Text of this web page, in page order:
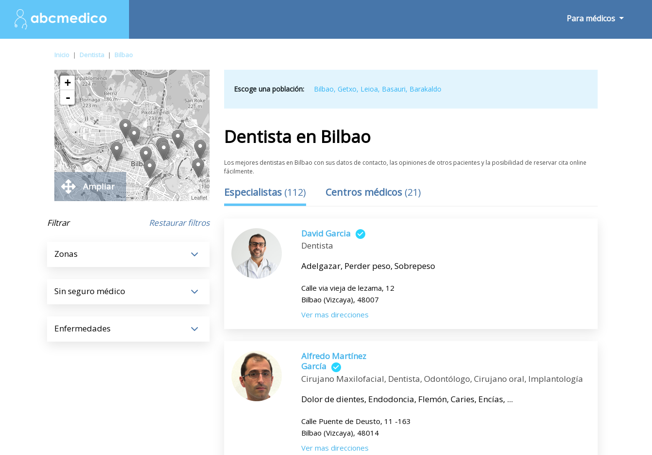
Para médicos
Inicio | Dentista | Bilbao
+
-
Leaflet
Ampliar
Filtrar Restaurar filtros
Zonas
Sin seguro médico
Enfermedades
Escoge una población: Bilbao,Getxo, Leioa, Basauri, Barakaldo
Dentista en Bilbao
Los mejores dentistas en Bilbao con sus datos de contacto, las opiniones de otros pacientes y la posibilidad de reservar cita online
fácilmente.
Especialistas (112) Centros médicos (21)
David Garcia
Dentista
Adelgazar, Perder peso, Sobrepeso
Calle via vieja de lezama, 12
Bilbao (Vizcaya), 48007
Ver mas direcciones
Alfredo Martínez
García
Cirujano Maxilofacial, Dentista, Odontólogo, Cirujano oral, Implantología
Dolor de dientes, Endodoncia, Flemón, Caries, Encías, ...
Calle Puente de Deusto, 11 -163
Bilbao (Vizcaya), 48014
Ver mas direcciones